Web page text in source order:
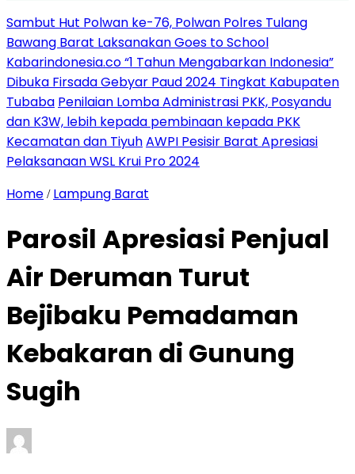
Sambut Hut Polwan ke-76, Polwan Polres Tulang
Bawang Barat Laksanakan Goes to School
Kabarindonesia.co “1 Tahun Mengabarkan Indonesia”
Dibuka Firsada Gebyar Paud 2024 Tingkat Kabupaten
Tubaba Penilaian Lomba Administrasi PKK, Posyandu
dan K3W, lebih kepada pembinaan kepada PKK
Kecamatan dan TiyuhAWPI Pesisir Barat Apresiasi
Pelaksanaan WSL Krui Pro 2024
Home / Lampung Barat
Parosil Apresiasi Penjual
Air Deruman Turut
Bejibaku Pemadaman
Kebakaran di Gunung
Sugih